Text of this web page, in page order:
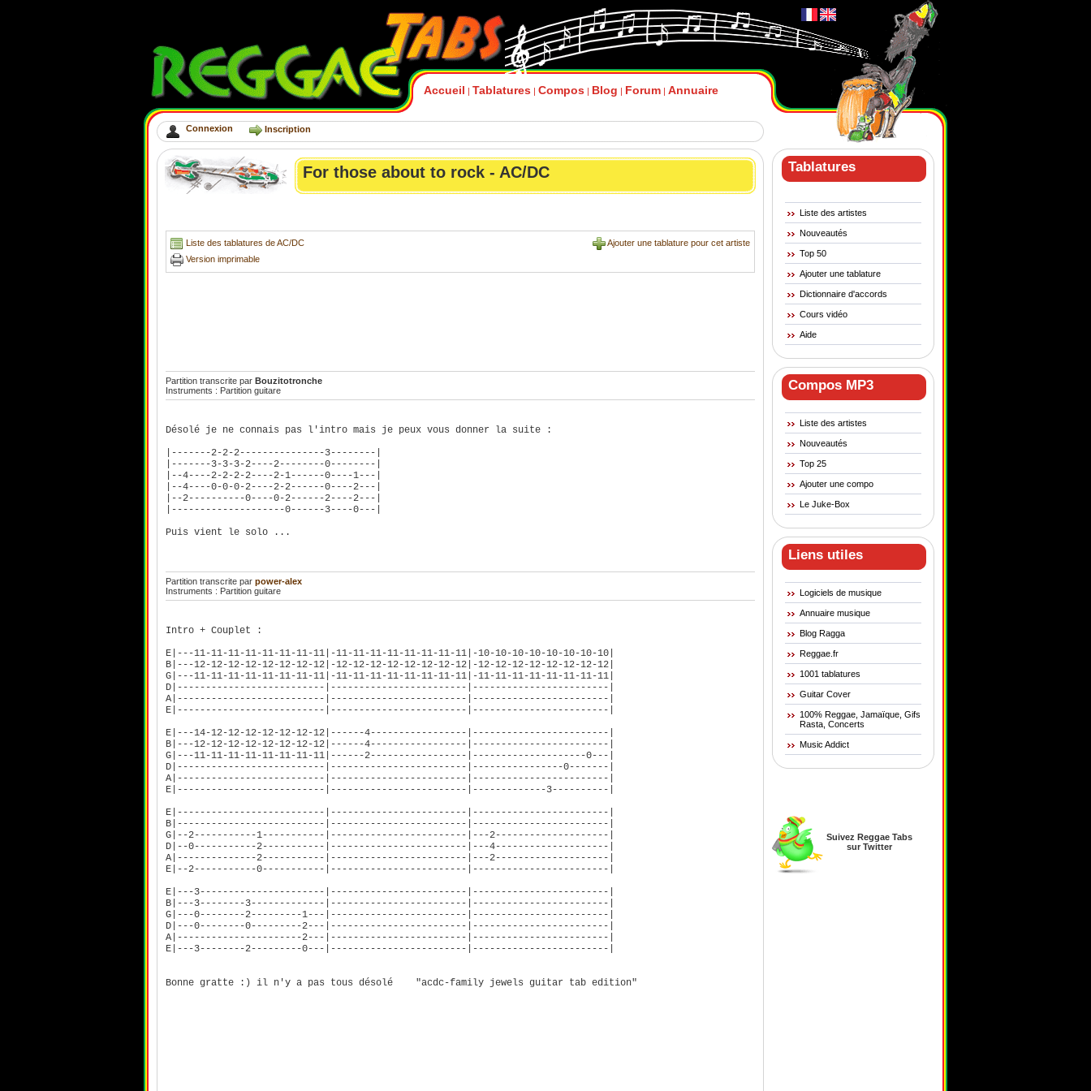
Accueil | Tablatures | Compos | Blog | Forum | Annuaire
Connexion Inscription
Tablatures
Liste des artistes
Nouveautés
Top 50
Ajouter une tablature
Dictionnaire d'accords
Cours vidéo
Aide
Compos MP3
Liste des artistes
Nouveautés
Top 25
Ajouter une compo
Le Juke-Box
Liens utiles
Logiciels de musique
Annuaire musique
Blog Ragga
Reggae.fr
1001 tablatures
Guitar Cover
100% Reggae, Jamaïque, Gifs
Rasta, Concerts
Music Addict
Suivez Reggae Tabs
sur Twitter
For those about to rock - AC/DC
Ajouter une tablature pour cet artiste
Liste des tablatures de AC/DC
Version imprimable
Partition transcrite par Bouzitotronche
Instruments : Partition guitare
Désolé je ne connais pas l'intro mais je peux vous donner la suite :
|-------2-2-2---------------3--------|
|-------3-3-3-2----2--------0--------|
|--4----2-2-2-2----2-1------0----1---|
|--4----0-0-0-2----2-2------0----2---|
|--2----------0----0-2------2----2---|
|--------------------0------3----0---|
Puis vient le solo ...
Partition transcrite par power-alex
Instruments : Partition guitare
Intro + Couplet :
E|---11-11-11-11-11-11-11-11|-11-11-11-11-11-11-11-11|-10-10-10-10-10-10-10-10|
B|---12-12-12-12-12-12-12-12|-12-12-12-12-12-12-12-12|-12-12-12-12-12-12-12-12|
G|---11-11-11-11-11-11-11-11|-11-11-11-11-11-11-11-11|-11-11-11-11-11-11-11-11|
D|--------------------------|------------------------|------------------------|
A|--------------------------|------------------------|------------------------|
E|--------------------------|------------------------|------------------------|
E|---14-12-12-12-12-12-12-12|------4-----------------|------------------------|
B|---12-12-12-12-12-12-12-12|------4-----------------|------------------------|
G|---11-11-11-11-11-11-11-11|------2-----------------|--------------------0---|
D|--------------------------|------------------------|----------------0-------|
A|--------------------------|------------------------|------------------------|
E|--------------------------|------------------------|-------------3----------|
E|--------------------------|------------------------|------------------------|
B|--------------------------|------------------------|------------------------|
G|--2-----------1-----------|------------------------|---2--------------------|
D|--0-----------2-----------|------------------------|---4--------------------|
A|--------------2-----------|------------------------|---2--------------------|
E|--2-----------0-----------|------------------------|------------------------|
E|---3----------------------|------------------------|------------------------|
B|---3--------3-------------|------------------------|------------------------|
G|---0--------2---------1---|------------------------|------------------------|
D|---0--------0---------2---|------------------------|------------------------|
A|----------------------2---|------------------------|------------------------|
E|---3--------2---------0---|------------------------|------------------------|
Bonne gratte :) il n'y a pas tous désolé "acdc-family jewels guitar tab edition"